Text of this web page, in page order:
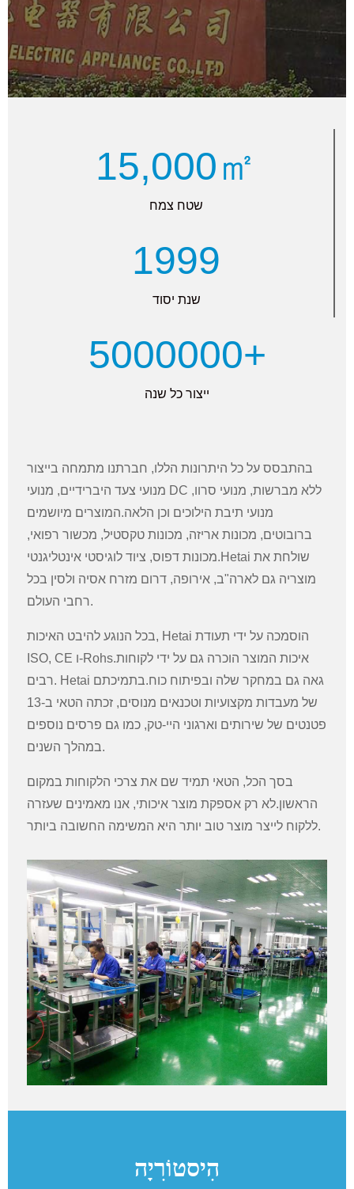
15,000㎡
שטח צמח
1999
שנת יסוד
5000000+
ייצור כל שנה
בהתבסס על כל היתרונות הללו, חברתנו מתמחה בייצור
מנועי צעד היברידיים, מנועי DC ללא מברשות, מנועי סרוו,
מנועי תיבת הילוכים וכן הלאה.המוצרים מיושמים
ברובוטים, מכונות אריזה, מכונות טקסטיל, מכשור רפואי,
מכונות דפוס, ציוד לוגיסטי אינטליגנטי.Hetai שולחת את
מוצריה גם לארה"ב, אירופה, דרום מזרח אסיה ולסין בכל
רחבי העולם.
בכל הנוגע להיבט האיכות, Hetai הוסמכה על ידי תעודת
ISO, CE ו-Rohs.איכות המוצר הוכרה גם על ידי לקוחות
רבים. Hetai גאה גם במחקר שלה ובפיתוח כוח.בתמיכתם
של מעבדות מקצועיות וטכנאים מנוסים, זכתה הטאי ב-13
פטנטים של שירותים וארגוני היי-טק, כמו גם פרסים נוספים
במהלך השנים.
בסך הכל, הטאי תמיד שם את צרכי הלקוחות במקום
הראשון.לא רק אספקת מוצר איכותי, אנו מאמינים שעזרה
ללקוח לייצר מוצר טוב יותר היא המשימה החשובה ביותר.
הִיסטוֹרִיָה